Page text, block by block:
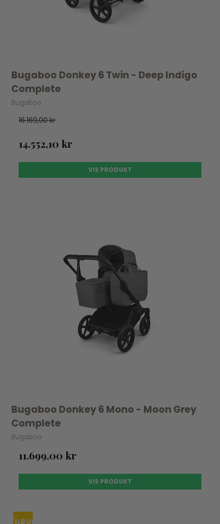
Bugaboo Donkey 6 Twin - Deep Indigo
Complete
Bugaboo
16.169,00 kr
14.552,10 kr
VIS PRODUKT
Bugaboo Donkey 6 Mono - Moon Grey
Complete
Bugaboo
11.699,00 kr
VIS PRODUKT
TILBUD